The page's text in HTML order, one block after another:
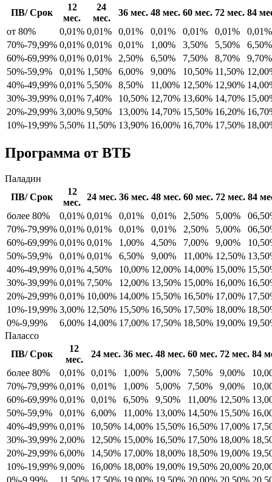
ПВ/ Срок
12
мес.
24
мес.
36 мес. 48 мес. 60 мес. 72 мес. 84
от 80%
0,01% 0,01% 0,01% 0,01% 0,01% 0,01%
0,01%
70%-79,99% 0,01% 0,01% 0,01% 1,00% 3,50% 5,50%
6,50%
60%-69,99% 0,01% 0,01% 2,50% 6,50% 7,50% 8,70%
9,70%
50%-59,9%
0,01% 1,50% 6,00% 9,00% 10,50% 11,50%
40%-49,99% 0,01% 5,50% 8,50% 11,00% 12,50% 12,90%
30%-39,99% 0,01% 7,40% 10,50% 12,70% 13,60% 14,70%
20%-29,99% 3,00% 9,50% 13,00% 14,70% 15,50% 16,20%
10%-19,99% 5,50% 11,50% 13,90% 16,00% 16,70% 17,50%
Программа от ВТБ
Паладин
ПВ/ Срок
12
мес.
24 мес. 36 мес. 48 мес. 60 мес. 72 мес. 84
более 80%
0,01% 0,01% 0,01% 0,01% 2,50% 5,00%
70%-79,99% 0,01% 0,01% 0,01% 0,01% 2,50% 5,00%
60%-69,99% 0,01% 0,01% 1,00% 4,50% 7,00% 9,00%
50%-59,9%
0,01% 0,01% 6,50% 9,00% 11,00% 12,50%
40%-49,99% 0,01% 4,50% 10,00% 12,00% 14,00% 15,00%
30%-39,99% 0,01% 7,50% 12,00% 13,50% 15,00% 16,00%
20%-29,99% 0,01% 10,00% 14,00% 15,50% 16,50% 17,00%
10%-19,99% 3,00% 12,50% 15,50% 16,50% 17,50% 18,00%
0%-9,99%
6,00% 14,00% 17,00% 17,50% 18,50% 19,00%
Палассо
ПВ/ Срок
12
мес.
24 мес. 36 мес. 48 мес. 60 мес. 72 мес. 84
более 80%
0,01% 0,01% 1,00% 5,00% 7,50% 9,00%
70%-79,99% 0,01% 0,01% 1,00% 5,00% 7,50% 9,00%
60%-69,99% 0,01% 0,01% 6,50% 9,50% 11,00% 12,50%
50%-59,9%
0,01% 6,00% 11,00% 13,00% 14,50% 15,50%
40%-49,99% 0,01% 10,50% 14,00% 15,50% 16,50% 17,00%
30%-39,99% 2,00% 12,50% 15,00% 16,50% 17,50% 18,00%
20%-29,99% 6,00% 14,50% 17,00% 18,00% 18,50% 19,00%
10%-19,99% 9,00% 16,00% 18,00% 19,00% 19,50% 20,00%
0%-9,99%
11,50% 17,50% 19,00% 19,50% 20,00% 20,50%